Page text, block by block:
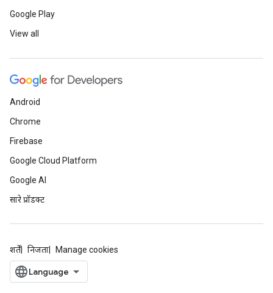
Google Play
View all
Android
Chrome
Firebase
Google Cloud Platform
Google AI
सारे प्रॉडक्ट
शर्तें निजता Manage cookies